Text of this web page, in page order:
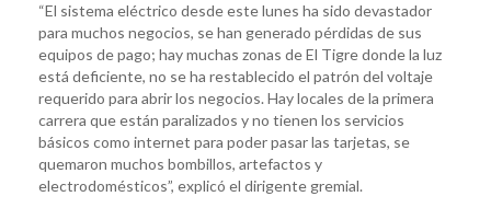
“El sistema eléctrico desde este lunes ha sido devastador
para muchos negocios, se han generado pérdidas de sus
equipos de pago; hay muchas zonas de El Tigre donde la luz
está deficiente, no se ha restablecido el patrón del voltaje
requerido para abrir los negocios. Hay locales de la primera
carrera que están paralizados y no tienen los servicios
básicos como internet para poder pasar las tarjetas, se
quemaron muchos bombillos, artefactos y
electrodomésticos”, explicó el dirigente gremial.